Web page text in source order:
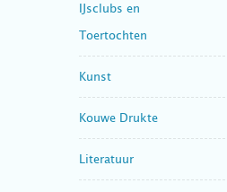
IJsclubs en
Toertochten
Kunst
Kouwe Drukte
Literatuur